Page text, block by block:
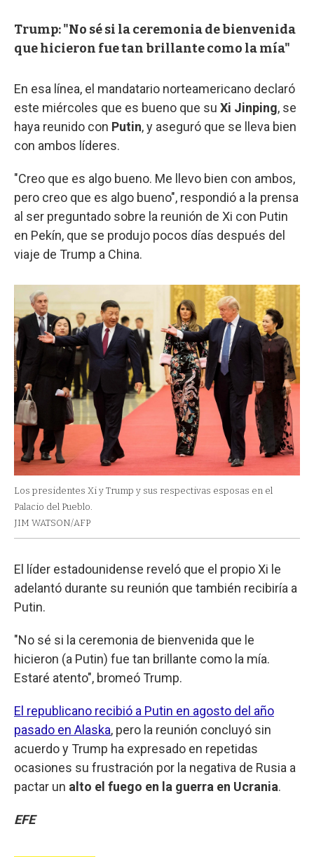
Trump: "No sé si la ceremonia de bienvenida
que hicieron fue tan brillante como la mía"
En esa línea, el mandatario norteamericano declaró
este miércoles que es bueno que su Xi Jinping, se
haya reunido con Putin, y aseguró que se lleva bien
con ambos líderes.
"Creo que es algo bueno. Me llevo bien con ambos,
pero creo que es algo bueno", respondió a la prensa
al ser preguntado sobre la reunión de Xi con Putin
en Pekín, que se produjo pocos días después del
viaje de Trump a China.
Los presidentes Xi y Trump y sus respectivas esposas en el
Palacio del Pueblo.
JIM WATSON/AFP
El líder estadounidense reveló que el propio Xi le
adelantó durante su reunión que también recibiría a
Putin.
"No sé si la ceremonia de bienvenida que le
hicieron (a Putin) fue tan brillante como la mía.
Estaré atento", bromeó Trump.
El republicano recibió a Putin en agosto del año
pasado en Alaska, pero la reunión concluyó sin
acuerdo y Trump ha expresado en repetidas
ocasiones su frustración por la negativa de Rusia a
pactar un alto el fuego en la guerra en Ucrania.
EFE